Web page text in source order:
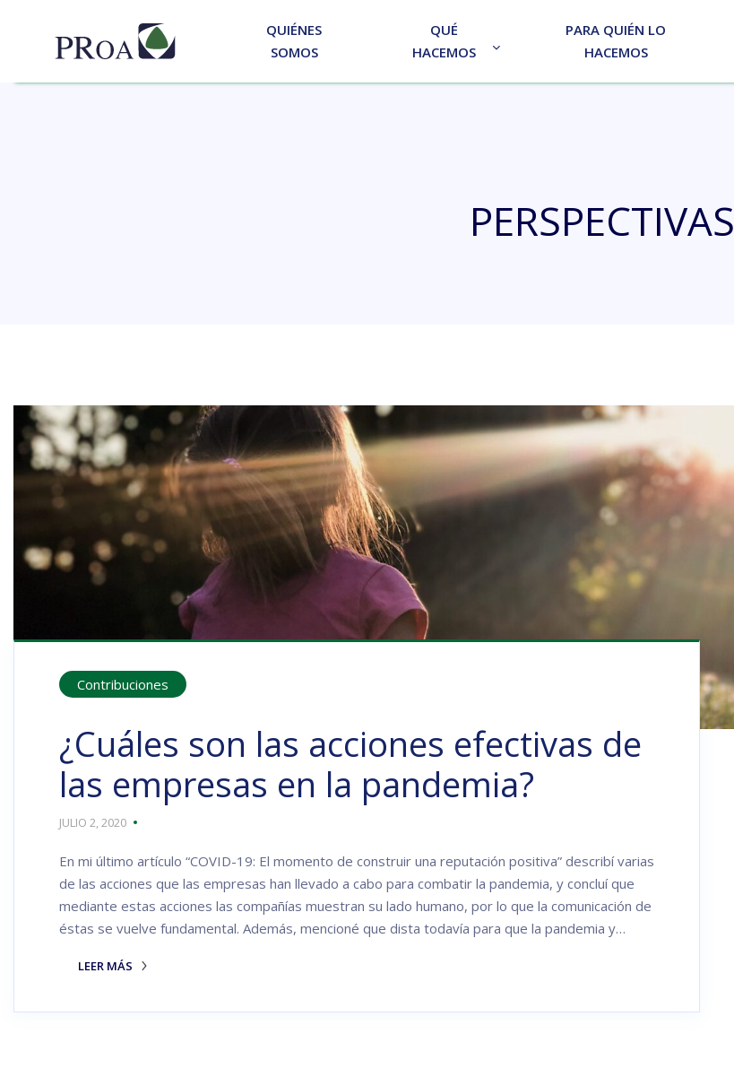
QUIÉNES
SOMOS
QUÉ
HACEMOS
PARA QUIÉN LO
HACEMOS
PERSPECTIVAS
Contribuciones
¿Cuáles son las acciones efectivas de
las empresas en la pandemia?
JULIO 2, 2020
En mi último artículo “COVID-19: El momento de construir una reputación positiva” describí varias
de las acciones que las empresas han llevado a cabo para combatir la pandemia, y concluí que
mediante estas acciones las compañías muestran su lado humano, por lo que la comunicación de
éstas se vuelve fundamental. Además, mencioné que dista todavía para que la pandemia y…
LEER MÁS